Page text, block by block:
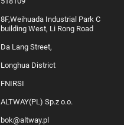
8F,Weihuada Industrial Park C
building West, Li Rong Road
Da Lang Street,
Longhua District
FNIRSI
ALTWAY(PL) Sp.z o.o.
bok@altway.pl